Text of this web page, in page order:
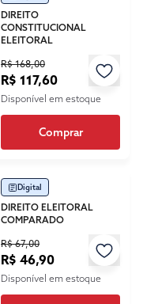
DIREITO
CONSTITUCIONAL
ELEITORAL
R$ 168,00
R$ 117,60
Disponível em estoque
Comprar
Digital
DIREITO ELEITORAL
COMPARADO
R$ 67,00
R$ 46,90
Disponível em estoque